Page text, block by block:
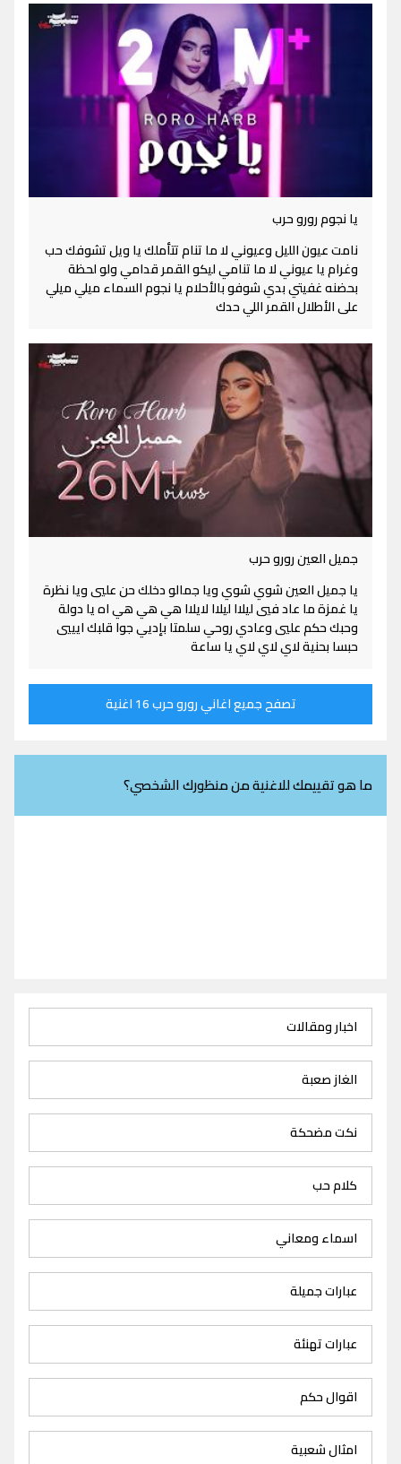
يا نجوم رورو حرب
نامت عيون الليل وعيوني لا ما تنام تتأملك يا ويل تشوفك حب
وغرام يا عيوني لا ما تنامي ليكو القمر قدامي ولو لحظة
بحضنه غفيتي بدي شوفو بالأحلام يا نجوم السماء ميلي ميلي
على الأطلال القمر اللي حدك
جميل العين رورو حرب
يا جميل العين شوي شوي ويا جمالو دخلك حن عليي ويا نظرة
يا غمزة ما عاد فيي ليلاا ليلاا لايلاا هي هي هي اه يا دولة
وحبك حكم عليي وعادي روحي سلمتا بإديي جوا قلبك ايييي
حبسا بحنية لاي لاي لاي يا ساعة
تصفح جميع اغاني رورو حرب 16 اغنية
ما هو تقييمك للاغنية من منظورك الشخصي؟
اخبار ومقالات
الغاز صعبة
نكت مضحكة
كلام حب
اسماء ومعاني
عبارات جميلة
عبارات تهنئة
اقوال حكم
امثال شعبية